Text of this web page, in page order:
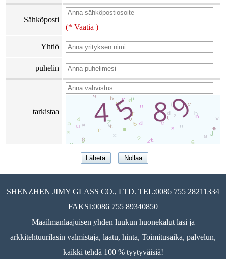
Sähköposti
(* Vaatia )
Yhtiö
puhelin
tarkistaa
SHENZHEN JIMY GLASS CO., LTD. TEL:0086 755 28211334
FAKSI:0086 755 89340850
Maailmanlaajuisen yhden luukun huonekalut lasi ja
arkkitehtuurilasin valmistaja, laatu, hinta, Toimitusaika, palvelun,
kaikki tehdä 100 % tyytyväisiä!